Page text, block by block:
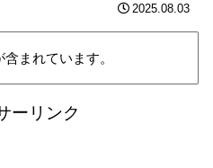
2025.08.03
まれています。
ーリンク